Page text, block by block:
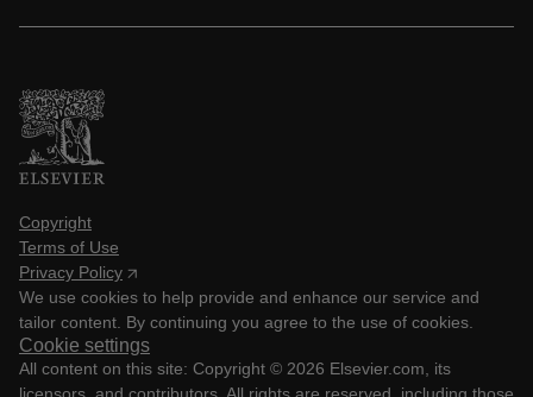
Copyright
Terms of Use
Privacy Policy
We use cookies to help provide and enhance our service and
tailor content. By continuing you agree to the use of cookies.
Cookie settings
All content on this site: Copyright © 2026 Elsevier.com, its